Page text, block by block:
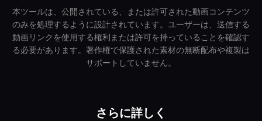
本ツールは、公開されている、または許可された動画コンテンツ
のみを処理するように設計されています。ユーザーは、送信する
動画リンクを使用する権利または許可を持っていることを確認す
る必要があります。著作権で保護された素材の無断配布や複製は
サポートしていません。
さらに詳しく